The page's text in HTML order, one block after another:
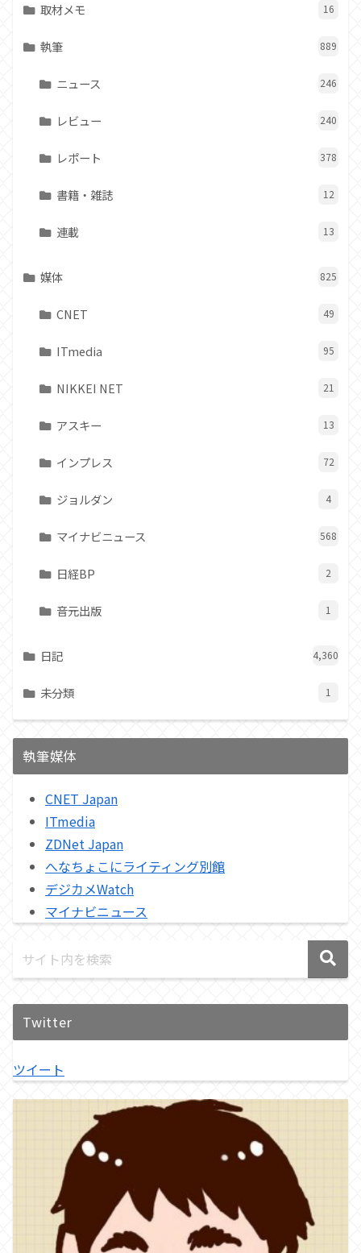
取材メモ 16
執筆 889
ニュース 246
レビュー 240
レポート 378
書籍・雑誌 12
連載 13
媒体 825
CNET 49
ITmedia 95
NIKKEI NET 21
アスキー 13
インプレス 72
ジョルダン 4
マイナビニュース 568
日経BP 2
音元出版 1
日記 4,360
未分類 1
執筆媒体
CNET Japan
ITmedia
ZDNet Japan
へなちょこにライティング別館
デジカメWatch
マイナビニュース
Twitter
ツイート